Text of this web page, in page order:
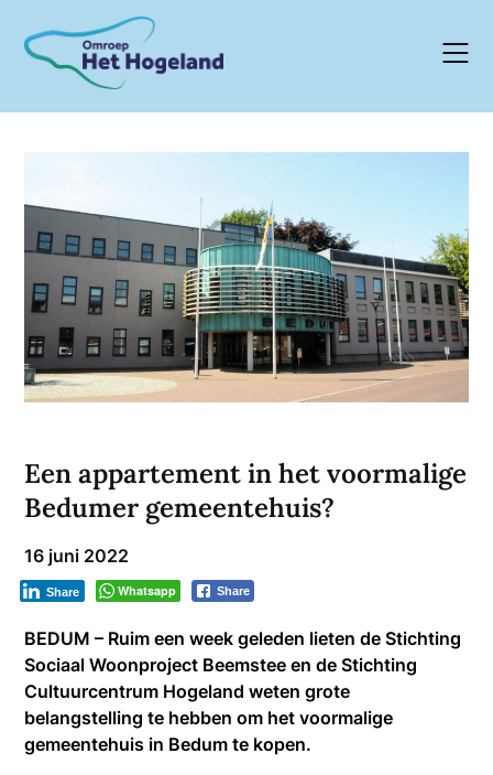
content
Een appartement in het voormalige
Bedumer gemeentehuis?
16 juni 2022
Whatsapp Share
Share
BEDUM – Ruim een week geleden lieten de Stichting
Sociaal Woonproject Beemstee en de Stichting
Cultuurcentrum Hogeland weten grote
belangstelling te hebben om het voormalige
gemeentehuis in Bedum te kopen.